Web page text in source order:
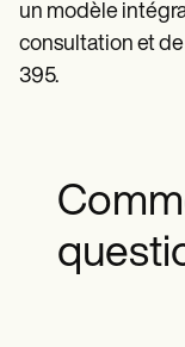
un modèle
consultation et
395.